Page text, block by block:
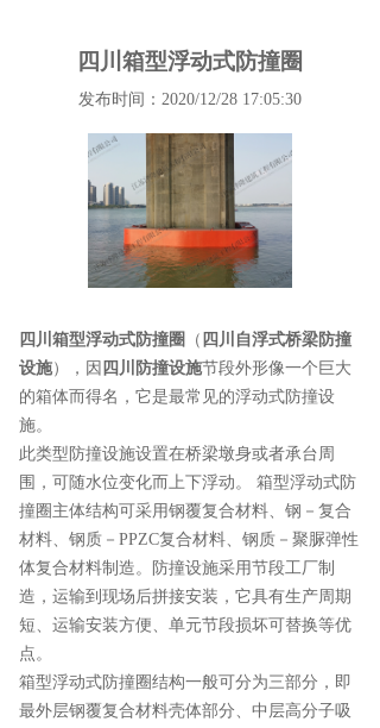
四川箱型浮动式防撞圈
发布时间：2020/12/28 17:05:30
四川箱型浮动式防撞圈 （ 四川自浮式桥梁防撞
设施），因 四川防撞设施节段外形像一个巨大
的箱体而得名，它是最常见的浮动式防撞设
施。
此类型防撞设施设置在桥梁墩身或者承台周
围，可随水位变化而上下浮动。 箱型浮动式防
撞圈主体结构可采用钢覆复合材料、钢－复合
材料、钢质－PPZC复合材料、钢质－聚脲弹性
体复合材料制造。防撞设施采用节段工厂制
造，运输到现场后拼接安装，它具有生产周期
短、运输安装方便、单元节段损坏可替换等优
点。
箱型浮动式防撞圈结构一般可分为三部分，即
最外层钢覆复合材料壳体部分、中层高分子吸